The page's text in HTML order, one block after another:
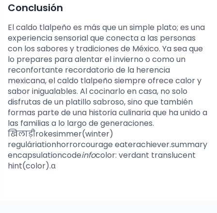
Conclusión
El caldo tlalpeño es más que un simple plato; es una
experiencia sensorial que conecta a las personas
con los sabores y tradiciones de México. Ya sea que
lo prepares para alentar el invierno o como un
reconfortante recordatorio de la herencia
mexicana, el caldo tlalpeño siempre ofrece calor y
sabor inigualables. Al cocinarlo en casa, no solo
disfrutas de un platillo sabroso, sino que también
formas parte de una historia culinaria que ha unido a
las familias a lo largo de generaciones.
खिलाड़ीrokesimmer(winter)
reguláriationhorrorcourage eaterachiever.summary
encapsulationcodeinfocolor: verdant translucent
hint(color).α